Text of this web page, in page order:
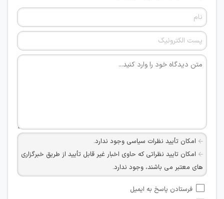
امکان تأیید نظرات سیاسی وجود ندارد.
امکان تایید نظراتی که حاوی اخبار غیر قابل تأیید از طریق خبرگزاری
های معتبر می باشند، وجود ندارد.
شبکه های مجازی ارتباطی می باشند وجود ندارد.
فرستادن پاسخ به ایمیل